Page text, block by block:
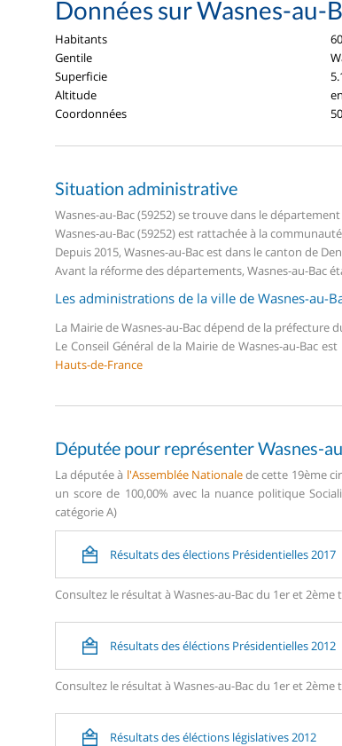
Données sur Wasnes-au-
Habitants
Gentile
Superficie
Altitude
Coordonnées
Situation administrative
Wasnes-au-Bac (59252) se trouve dans le département
Wasnes-au-Bac (59252) est rattachée à la
Depuis 2015, Wasnes-au-Bac est dans le canton de
Avant la réforme des départements, Wasnes-au-Bac
Les administrations de la ville de Wasnes-au-
La Mairie de Wasnes-au-Bac dépend de la préfecture
Le Conseil Général de la Mairie de Wasnes-au-Bac
Hauts-de-France
Députée pour représenter Wasnes-
La députée à l'Assemblée Nationalede cette 19ème
un score de 100,00% avec la nuance politique
catégorie A)
Résultats des élections Présidentielles 2017
Consultez le résultat à Wasnes-au-Bac du 1er et
Résultats des éléctions Présidentielles 2012
Consultez le résultat à Wasnes-au-Bac du 1er et
Résultats des éléctions législatives 2012